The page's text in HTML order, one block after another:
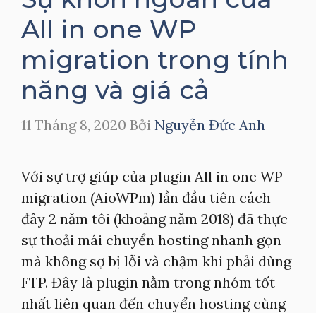
All in one WP
migration trong tính
năng và giá cả
11 Tháng 8, 2020 Bởi Nguyễn Đức Anh
Với sự trợ giúp của plugin All in one WP
migration (AioWPm) lần đầu tiên cách
đây 2 năm tôi (khoảng năm 2018) đã thực
sự thoải mái chuyển hosting nhanh gọn
mà không sợ bị lỗi và chậm khi phải dùng
FTP. Đây là plugin nằm trong nhóm tốt
nhất liên quan đến chuyển hosting cùng